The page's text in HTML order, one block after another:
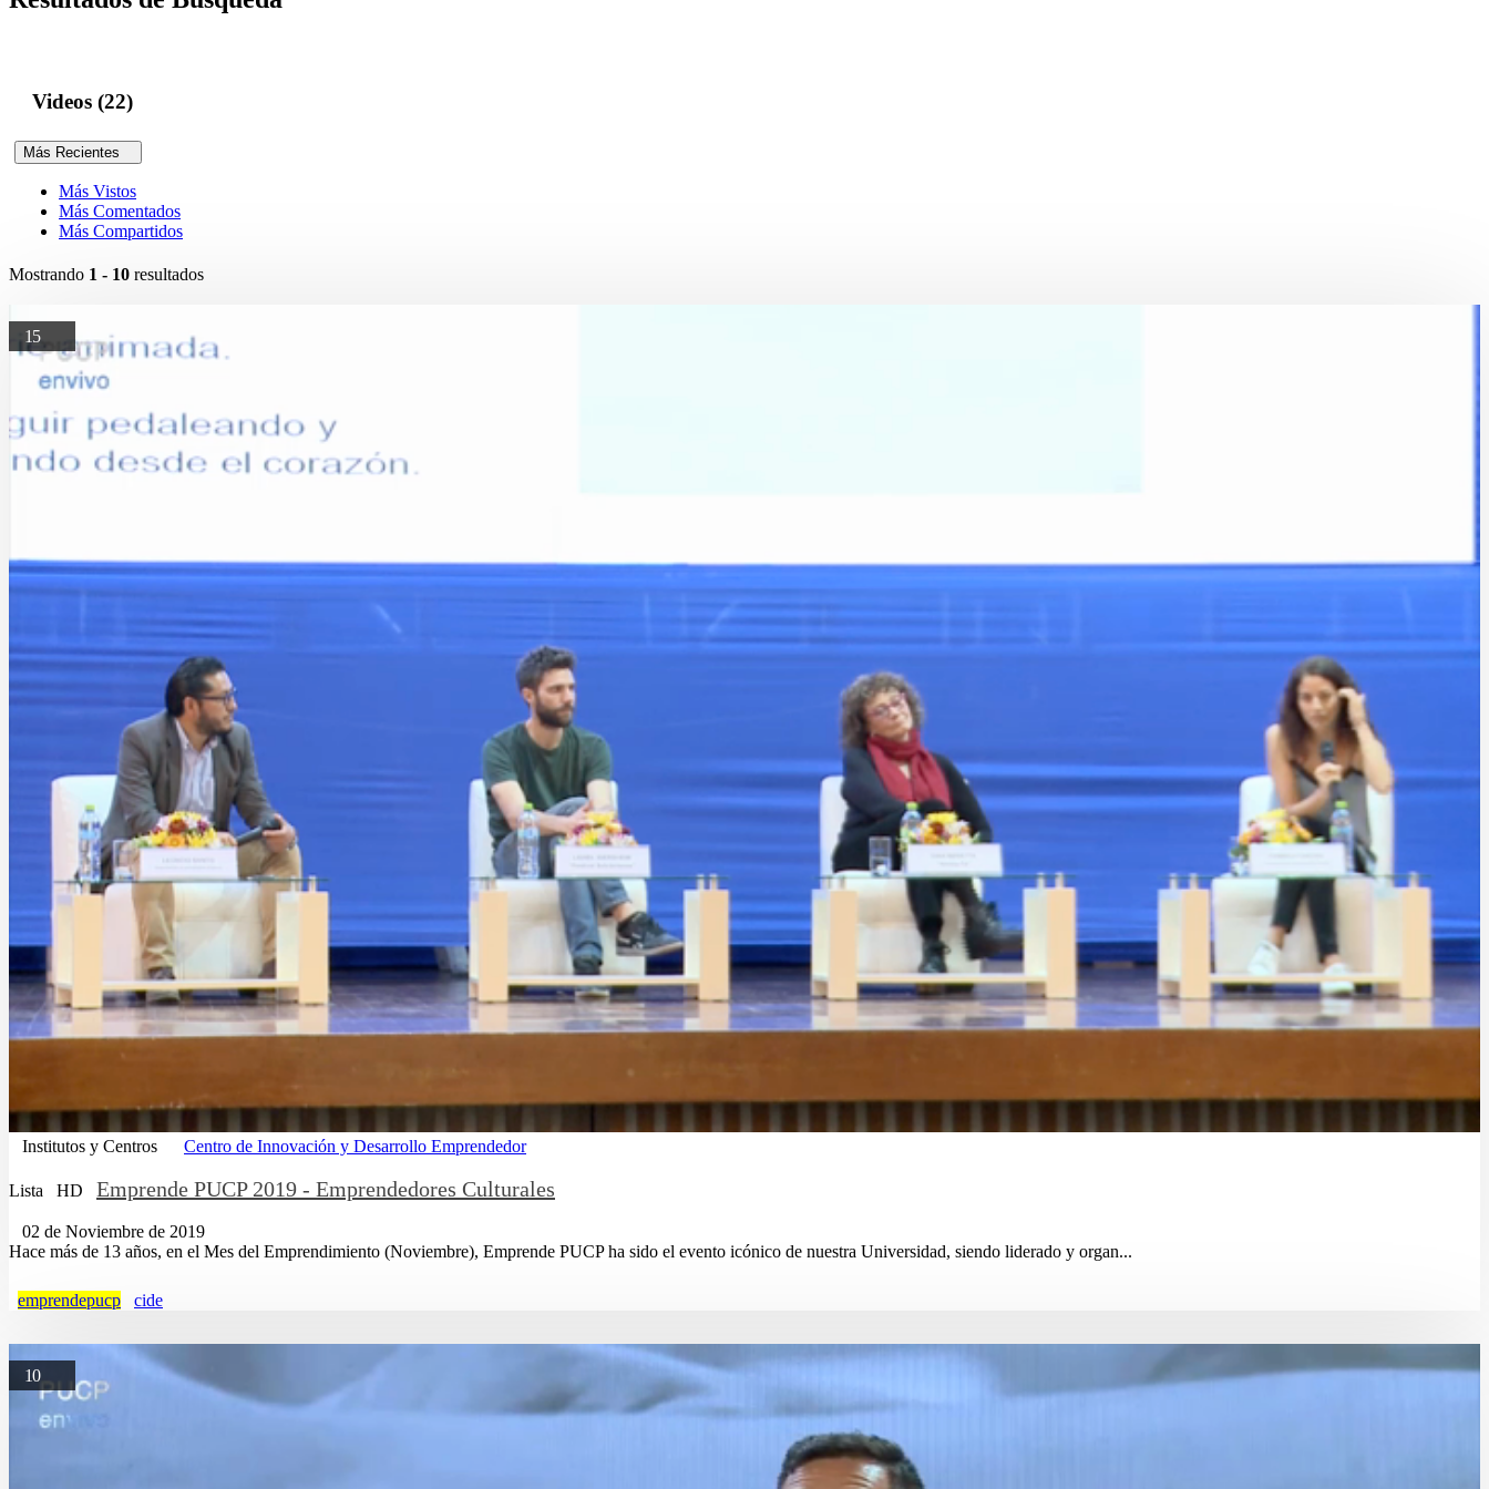
Videos (22)
Más Recientes
Más Vistos
Más Comentados
Más Compartidos
Mostrando 1 - 10 resultados
15
Institutos y Centros Centro de Innovación y Desarrollo Emprendedor
Lista HD Emprende PUCP 2019 - Emprendedores Culturales
02 de Noviembre de 2019
Hace más de 13 años, en el Mes del Emprendimiento (Noviembre), Emprende PUCP ha sido el evento icónico de nuestra Universidad, siendo liderado y organ...
emprendepucp cide
10